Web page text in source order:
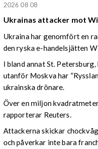
2026 08 08
Ukrainas attacker mot
Ukraina har genomfört en
den ryska e-handelsjätten
I bland annat St.
utanför Moskva har
ukrainska drönare.
Över en miljon
rapporterar Reuters.
Attackerna skickar
och påverkar inte bara